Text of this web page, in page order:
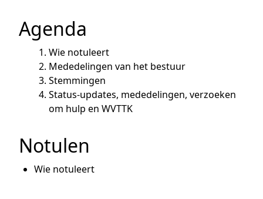
Agenda
Wie notuleert
Mededelingen van het bestuur
Stemmingen
Status-updates, mededelingen, verzoeken
om hulp en WVTTK
Notulen
Wie notuleert